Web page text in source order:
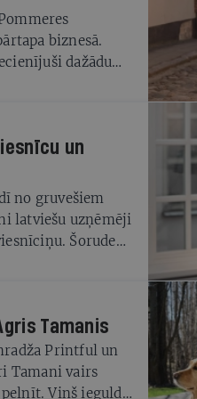
biznesā.
dažādu
un
no gruvešiem
latviešu uzņēmēji
Šoruden
Tamanis
Printful un
Tamani vairs
Viņš iegulda